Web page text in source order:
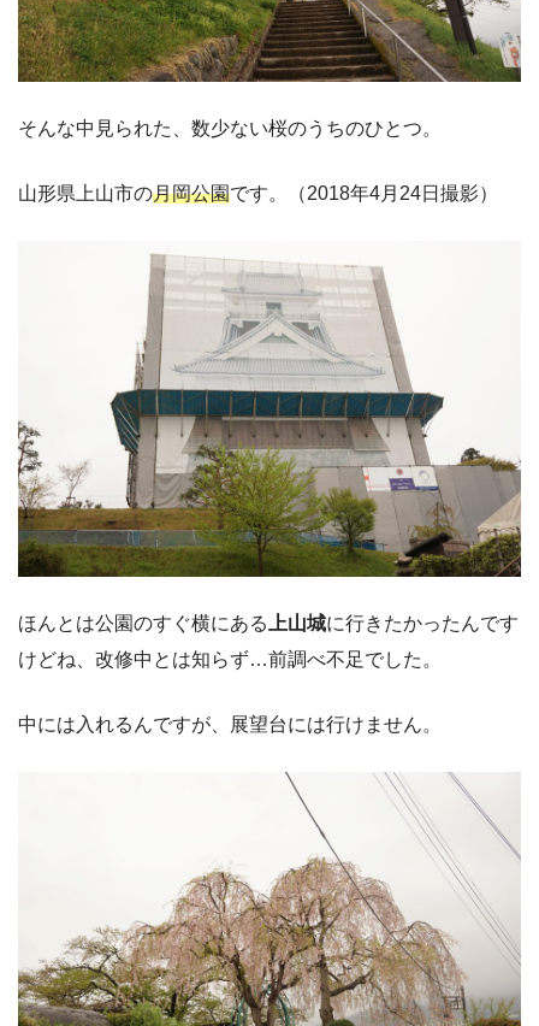
そんな中見られた、数少ない桜のうちのひとつ。
山形県上山市の月岡公園です。（2018年4月24日撮影）
ほんとは公園のすぐ横にある 上山城に行きたかったんです
けどね、改修中とは知らず…前調べ不足でした。
中には入れるんですが、展望台には行けません。